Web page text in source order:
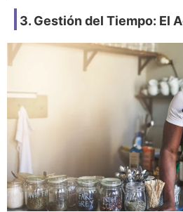
3. Gestión del Tiempo: El